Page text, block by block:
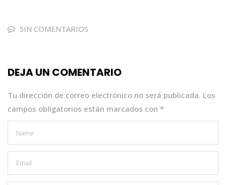
e
o
k
tets
p
e
SIN COMENTARIOS
DEJA UN COMENTARIO
Tu dirección de correo electrónico no será publicada. Los
campos obligatorios están marcados con *